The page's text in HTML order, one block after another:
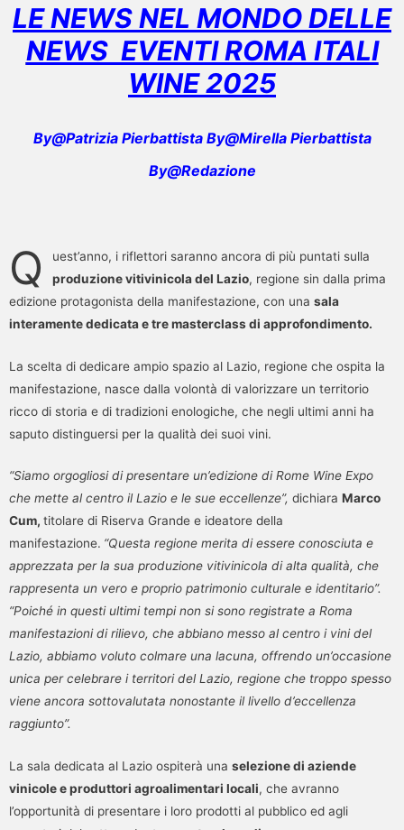
LE NEWS NEL MONDO DELLE
NEWS EVENTI ROMA ITALI
WINE2025
By@Patrizia Pierbattista By@Mirella Pierbattista
By@Redazione
Q
uest’anno, i riflettori saranno ancora di più puntati sulla
produzione vitivinicola del Lazio, regione sin dalla prima
edizione protagonista della manifestazione, con una sala
interamente dedicata e tre masterclass di approfondimento.
La scelta di dedicare ampio spazio al Lazio, regione che ospita la
manifestazione, nasce dalla volontà di valorizzare un territorio
ricco di storia e di tradizioni enologiche, che negli ultimi anni ha
saputo distinguersi per la qualità dei suoi vini.
“Siamo orgogliosi di presentare un’edizione di Rome Wine Expo
che mette al centro il Lazio e le sue eccellenze”, dichiara Marco
Cum, titolare di Riserva Grande e ideatore della
manifestazione. “Questa regione merita di essere conosciuta e
apprezzata per la sua produzione vitivinicola di alta qualità, che
rappresenta un vero e proprio patrimonio culturale e identitario”.
“Poiché in questi ultimi tempi non si sono registrate a Roma
manifestazioni di rilievo, che abbiano messo al centro i vini del
Lazio, abbiamo voluto colmare una lacuna, offrendo un’occasione
unica per celebrare i territori del Lazio, regione che troppo spesso
viene ancora sottovalutata nonostante il livello d’eccellenza
raggiunto”.
La sala dedicata al Lazio ospiterà una selezione di aziende
vinicole e produttori agroalimentari locali, che avranno
l’opportunità di presentare i loro prodotti al pubblico ed agli